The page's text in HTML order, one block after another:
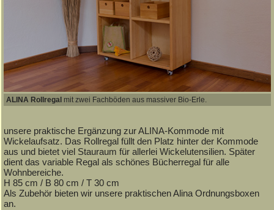
ALINA Rollregalmit zwei Fachböden aus massiver Bio-Erle.
unsere praktische Ergänzung zur ALINA-Kommode mit
Wickelaufsatz. Das Rollregal füllt den Platz hinter der Kommode
aus und bietet viel Stauraum für allerlei Wickelutensilien. Später
dient das variable Regal als schönes Bücherregal für alle
Wohnbereiche.
H 85 cm / B 80 cm / T 30 cm
Als Zubehör bieten wir unsere praktischen Alina Ordnungsboxen
an.